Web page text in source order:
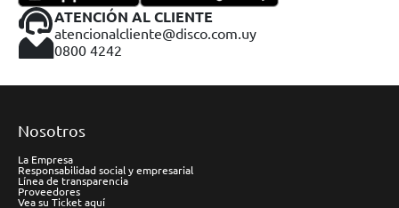
ATENCIÓN AL CLIENTE
atencionalcliente@disco.com.uy
0800 4242
Nosotros
La Empresa
Responsabilidad social y empresarial
Línea de transparencia
Proveedores
Vea su Ticket aquí